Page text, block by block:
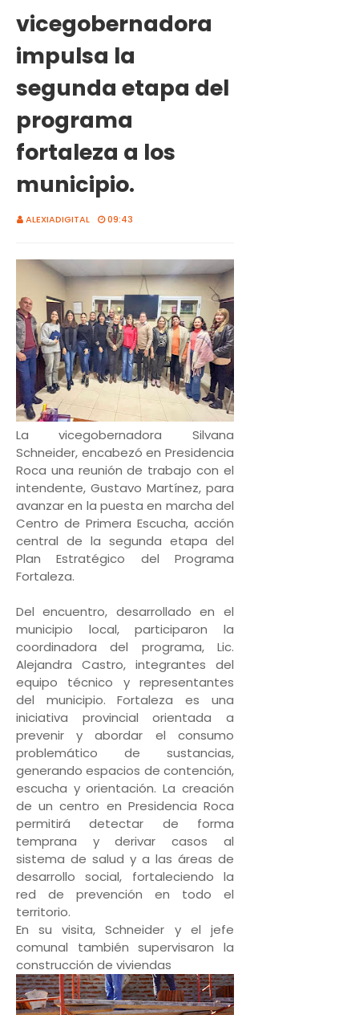
vicegobernadora
impulsa la
segunda etapa del
programa
fortaleza a los
municipio.
ALEXIADIGITAL 09:43
La vicegobernadora Silvana
Schneider, encabezó en Presidencia
Roca una reunión de trabajo con el
intendente, Gustavo Martínez, para
avanzar en la puesta en marcha del
Centro de Primera Escucha, acción
central de la segunda etapa del
Plan Estratégico del Programa
Fortaleza.
Del encuentro, desarrollado en el
municipio local, participaron la
coordinadora del programa, Lic.
Alejandra Castro, integrantes del
equipo técnico y representantes
del municipio. Fortaleza es una
iniciativa provincial orientada a
prevenir y abordar el consumo
problemático de sustancias,
generando espacios de contención,
escucha y orientación. La creación
de un centro en Presidencia Roca
permitirá detectar de forma
temprana y derivar casos al
sistema de salud y a las áreas de
desarrollo social, fortaleciendo la
red de prevención en todo el
territorio.
En su visita, Schneider y el jefe
comunal también supervisaron la
construcción de viviendas